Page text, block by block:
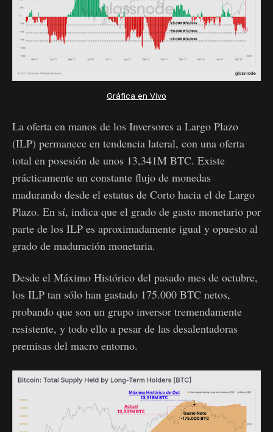
Gráfica en Vivo
La oferta en manos de los Inversores a Largo Plazo
(ILP) permanece en tendencia lateral, con una oferta
total en posesión de unos 13,341M BTC. Existe
prácticamente un constante flujo de monedas
madurando desde el estatus de Corto hacia el de Largo
Plazo. En sí, indica que el grado de gasto monetario por
parte de los ILP es aproximadamente igual y opuesto al
grado de maduración monetaria.
Desde el Máximo Histórico del pasado mes de octubre,
los ILP tan sólo han gastado 175.000 BTC netos,
probando que son un grupo inversor tremendamente
resistente, y todo ello a pesar de las desalentadoras
premisas del macro entorno.